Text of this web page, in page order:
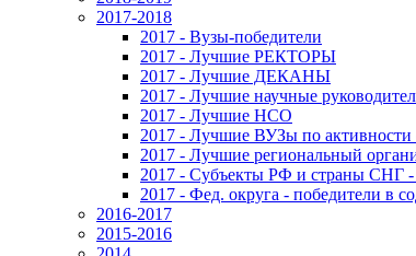
2017-2018
2017 - Вузы-победители
2017 - Лучшие РЕКТОРЫ
2017 - Лучшие ДЕКАНЫ
2017 - Лучшие научные
2017 - Лучшие НСО
2017 - Лучшие ВУЗы по
2017 - Лучшие региональный
2017 - Субъекты РФ и страны СНГ -
2017 - Фед. округа - победители в
2016-2017
2015-2016